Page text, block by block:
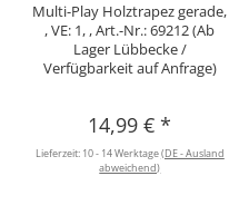
Multi-Play Holztrapez gerade,
, VE: 1, , Art.-Nr.: 69212 (Ab
Lager Lübbecke /
Verfügbarkeit auf Anfrage)
14,99 €*
Lieferzeit: 10 - 14 Werktage(DE - Ausland
abweichend)